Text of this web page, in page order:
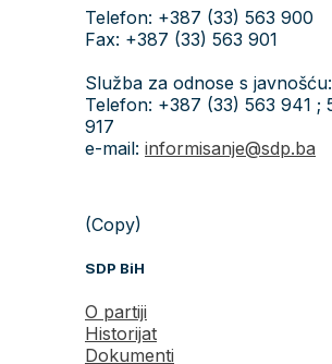
Telefon: +387 (33) 563 900
Fax: +387 (33) 563 901
Služba za odnose s javnošću:
Telefon: +387 (33) 563 941 ;
917
e-mail: informisanje@sdp.ba
(Copy)
SDP BiH
O partiji
Historijat
Dokumenti